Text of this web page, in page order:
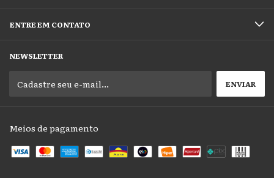
ENTRE EM CONTATO
NEWSLETTER
Meios de pagamento